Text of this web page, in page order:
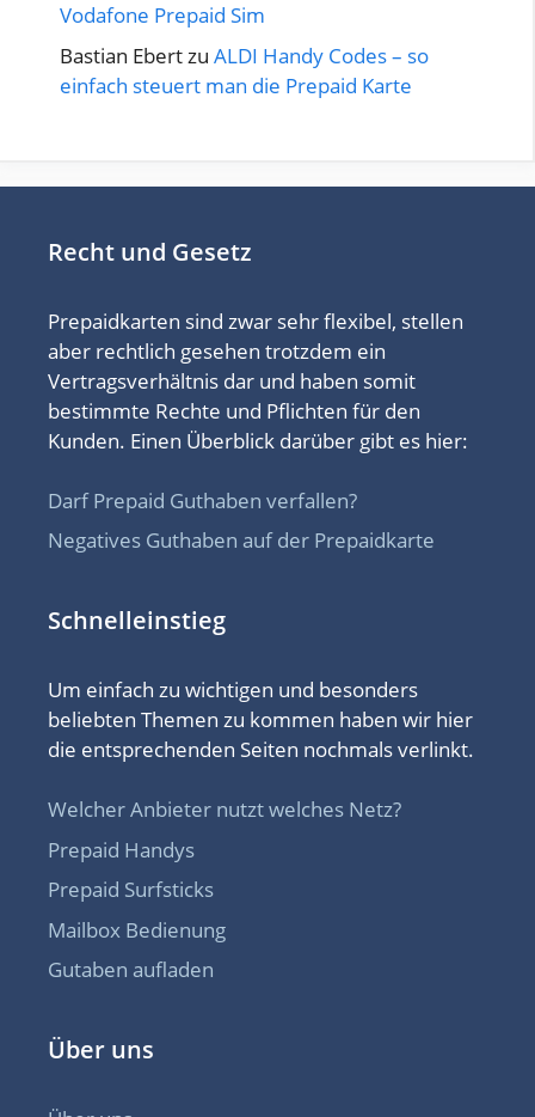
Vodafone Prepaid Sim
Bastian Ebert zu ALDI Handy Codes – so
einfach steuert man die Prepaid Karte
Recht und Gesetz
Prepaidkarten sind zwar sehr flexibel, stellen
aber rechtlich gesehen trotzdem ein
Vertragsverhältnis dar und haben somit
bestimmte Rechte und Pflichten für den
Kunden. Einen Überblick darüber gibt es hier:
Darf Prepaid Guthaben verfallen?
Negatives Guthaben auf der Prepaidkarte
Schnelleinstieg
Um einfach zu wichtigen und besonders
beliebten Themen zu kommen haben wir hier
die entsprechenden Seiten nochmals verlinkt.
Welcher Anbieter nutzt welches Netz?
Prepaid Handys
Prepaid Surfsticks
Mailbox Bedienung
Gutaben aufladen
Über uns